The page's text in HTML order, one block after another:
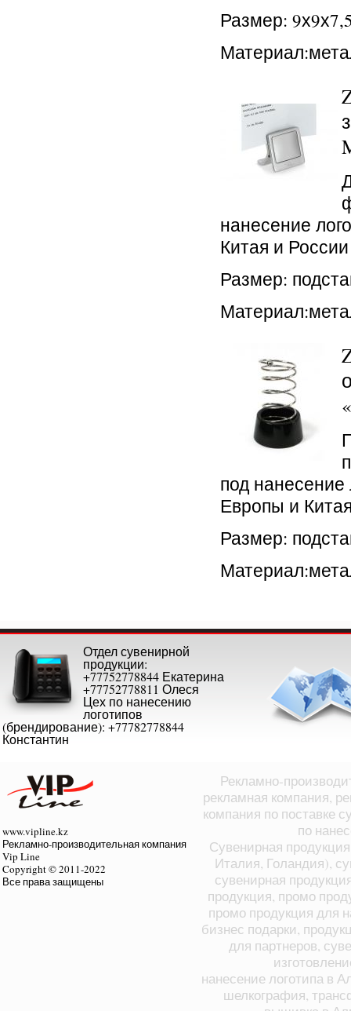
Размер:
нанесение
Китая и России
Размер:
под нанесение
Европы и
Размер:
Отдел сувенирной
продукции:
+77752778844 Екатерина
+77752778811 Олеся
Цех по нанесению
логотипов
(брендирование): +77782778844
Константин
www.vipline.kz
Рекламно-производительная компания
Vip Line
Copyright © 2011-2022
Все права защищены
Рекламно-
рекламная компания,
компания по поставке
по
Сувенирная
Италия, Голандия),
сувенирная
продукция, промо
промо продукция для
бизнес подарки,
для партнеров,
нанесение логотипа в
шелкография,